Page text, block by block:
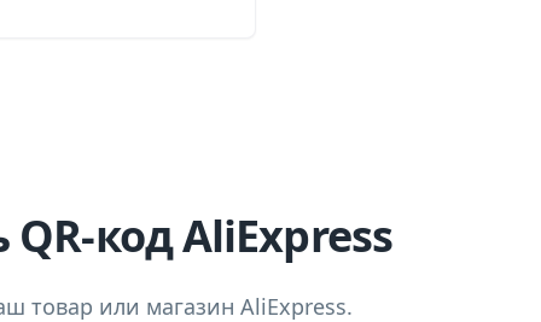
QR-код AliExpress
товар или магазин AliExpress.